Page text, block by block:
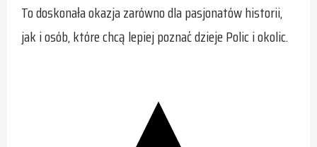
To doskonała okazja zarówno dla pasjonatów historii,
jak i osób, które chcą lepiej poznać dzieje Polic i okolic.